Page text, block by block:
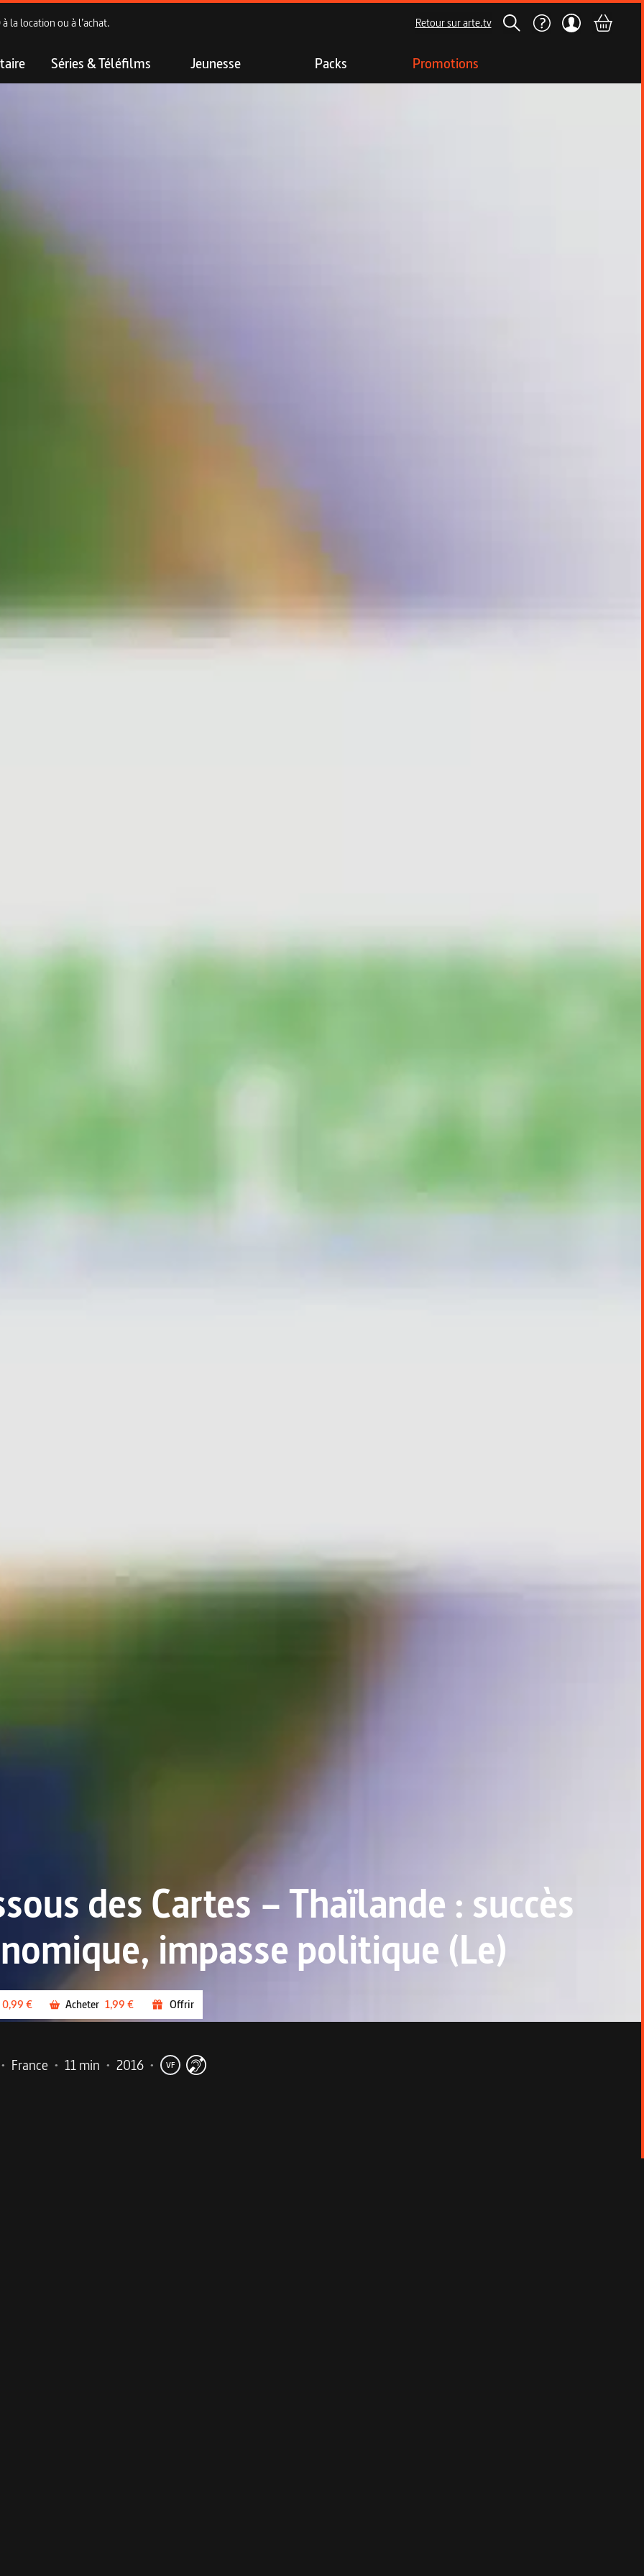
la location ou à l’achat. Retour sur arte.tv
Séries & Téléfilms Jeunesse Packs Promotions
des Cartes – Thaïlande : succès
impasse politique (Le)
0,99 € Acheter 1,99 € Offrir
• France • 11 min • 2016 • VF